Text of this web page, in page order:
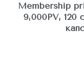
Membership
9,000PV, 120